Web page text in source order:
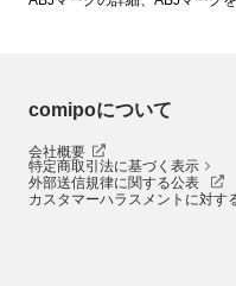
comipoについて
会社概要
特定商取引法に基づく表示
外部送信規律に関する公表
カスタマーハラスメントに対す